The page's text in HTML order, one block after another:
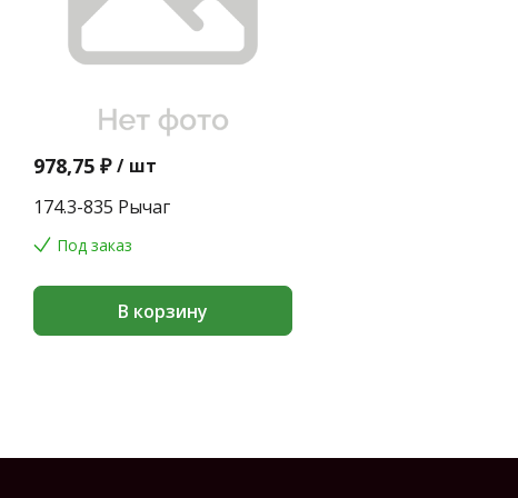
978,75 ₽ / шт
174.3-835 Рычаг
Под заказ
В корзину